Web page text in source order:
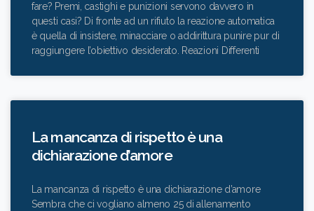
fare? Premi, castighi e punizioni servono davvero in
questi casi? Di fronte ad un rifiuto la reazione automatica
è quella di insistere, minacciare o addirittura punire pur di
raggiungere l’obiettivo desiderato. Reazioni Differenti
La mancanza di rispetto è una
dichiarazione d’amore
La mancanza di rispetto è una dichiarazione d’amore
Sembra che ci vogliano almeno 25 di allenamento